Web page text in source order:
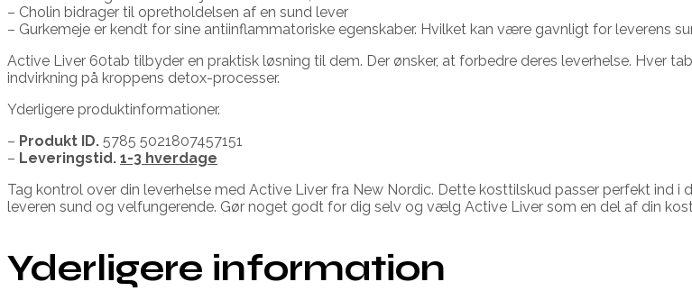
– Cholin bidrager til opretholdelsen af en sund lever
– Gurkemeje er kendt for sine antiinflammatoriske egenskaber. Hvilket kan være gavnligt for leverens
Active Liver 60tab tilbyder en praktisk løsning til dem. Der ønsker, at forbedre deres leverhelse. Hver
indvirkning på kroppens detox-processer.
Yderligere produktinformationer.
– Produkt ID. 5785 5021807457151
– Leveringstid. 1-3 hverdage
Tag kontrol over din leverhelse med Active Liver fra New Nordic. Dette kosttilskud passer perfekt ind
leveren sund og velfungerende. Gør noget godt for dig selv og vælg Active Liver som en del af din
Yderligere information